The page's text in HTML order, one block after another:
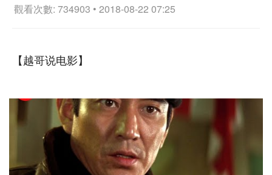
觀看次數: 734903 • 2018-08-22 07:25
【越哥说电影】